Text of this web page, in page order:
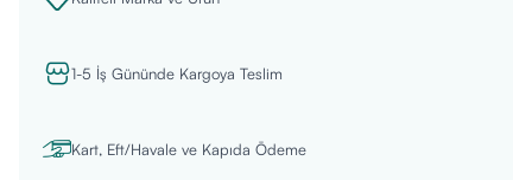
1-5 İş Gününde Kargoya Teslim
Kart, Eft/Havale ve Kapıda Ödeme